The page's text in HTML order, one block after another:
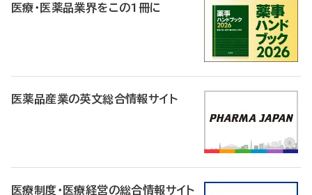
医療・医薬品業界をこの1冊に
医薬品産業の英文総合情報サイト
医療制度・医療経営の総合情報サイト